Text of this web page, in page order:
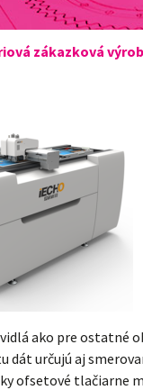
zákazková
ako pre ostatné
dát určujú aj
ofsetové tlačiarne